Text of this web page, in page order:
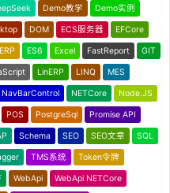
Demo教学 Demo实例
DOM ECS服务器 EFCore
ERP ES6 Excel FastReport GIT
LinERP LINQ MES
NavBarControl NETCore Node.JS
POS PostgreSql Promise API
Schema SEO SEO文章 SQL
TMS系统 Token令牌
WebApi WebApi NETCore